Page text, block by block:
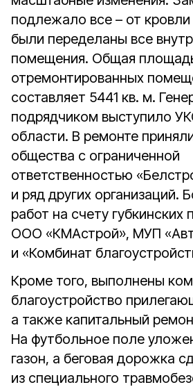
подлежало все – от
были переделаны все
помещения. Общая
отремонтированных
составляет 5441 кв. м.
подрядчиком выступило
области. В ремонте
общества с ограниченной
ответственностью
и ряд других организаций.
работ на счету губкинских
ООО «КМАстрой», МУП
и «Комбинат
Кроме того, выполнены
благоустройство
а также капитальный
На футбольное поле
газон, а беговая дорожка
из специального